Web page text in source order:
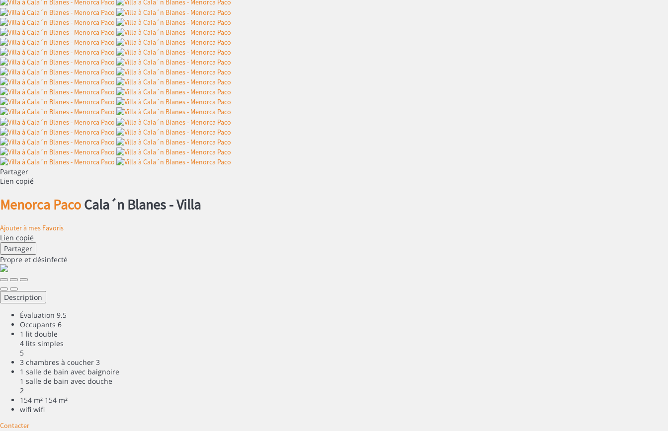
Partager
Lien copié
Menorca PacoCala´n Blanes -Villa
Ajouter à mes Favoris
Lien copié
Partager
Propre et désinfecté
Description
Évaluation 9.5
Occupants 6
1 lit double
4 lits simples
5
3 chambres à coucher 3
1 salle de bain avec baignoire
1 salle de bain avec douche
2
154 m² 154 m²
wifi wifi
Contacter